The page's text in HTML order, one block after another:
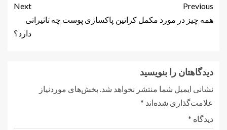
Previous
همه چیز در مورد مکمل کراتین
Next
پاکسازی پوست چه تاثیراتی
دارد؟
دیدگاهتان را بنویسید
نشانی ایمیل شما منتشر نخواهد شد. بخش‌های موردنیاز
علامت‌گذاری شده‌اند *
دیدگاه *